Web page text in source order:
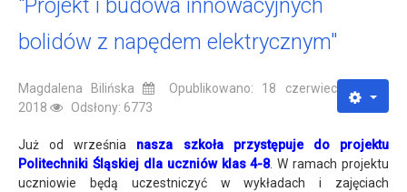
"Projekt i budowa innowacyjnych
bolidów z napędem elektrycznym"
Magdalena Bilińska
Opublikowano: 18 czerwiec
2018
Odsłony: 6773
Już od września nasza szkoła przystępuje do projektu
Politechniki Śląskiej dla uczniów klas 4-8. W ramach projektu
uczniowie będą uczestniczyć w wykładach i zajęciach